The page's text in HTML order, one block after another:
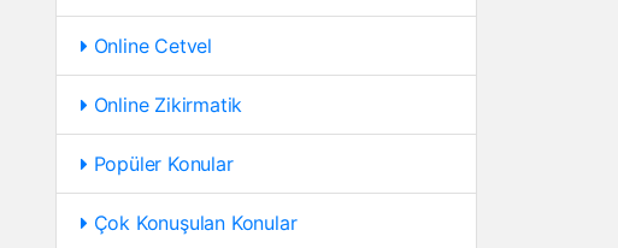
Online Cetvel
Online Zikirmatik
Popüler Konular
Çok Konuşulan Konular